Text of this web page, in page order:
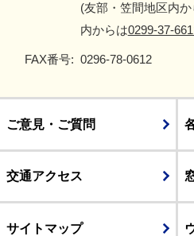
(友部・笠間地区内か
内からは0299-37-
FAX番号: 0296-78-0612
ご意見・ご質問
交通アクセス
サイトマップ